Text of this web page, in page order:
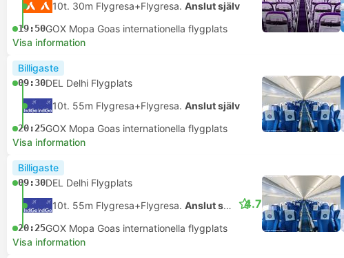
10t. 30m Flygresa+Flygresa. Anslut själv
19:50GOX Mopa Goas internationella flygplats
Visa information
Billigaste
09:30DEL Delhi Flygplats
10t. 55m Flygresa+Flygresa. Anslut själv
20:25GOX Mopa Goas internationella flygplats
Visa information
Billigaste
09:30DEL Delhi Flygplats
10t. 55m Flygresa+Flygresa. Anslut själv
20:25GOX Mopa Goas internationella flygplats
4.7
Visa information